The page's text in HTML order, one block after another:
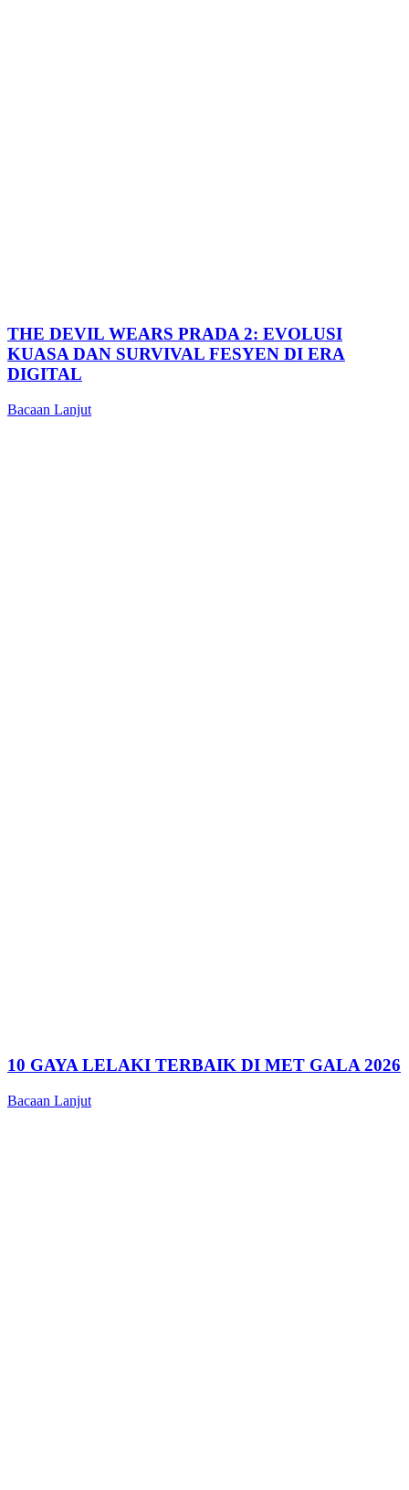
THE DEVIL WEARS PRADA 2: EVOLUSI
KUASA DAN SURVIVAL FESYEN DI ERA
DIGITAL
Bacaan Lanjut
10 GAYA LELAKI TERBAIK DI MET GALA 2026
Bacaan Lanjut